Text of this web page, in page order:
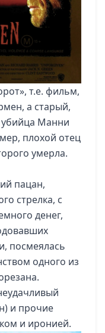
т.е. фильм,
а старый,
Манни
плохой отец
умерла.
пацан,
стрелка, с
денег,
посмеялась
одного из
и прочие
и иронией.